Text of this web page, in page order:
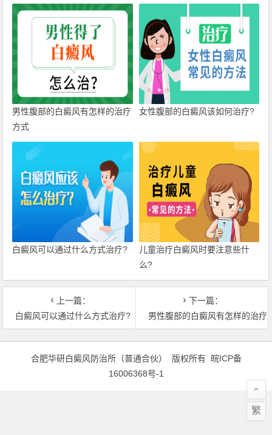
男性腹部的白癜风有怎样的治疗
方式
女性腹部的白癜风该如何治疗?
白癜风可以通过什么方式治疗?
儿童治疗白癜风时要注意些什
么?
上一篇：
白癜风可以通过什么方式治疗?
下一篇：
男性腹部的白癜风有怎样的治疗
合肥华研白癜风防治所（普通合伙） 版权所有 皖ICP备
16006368号-1
繁